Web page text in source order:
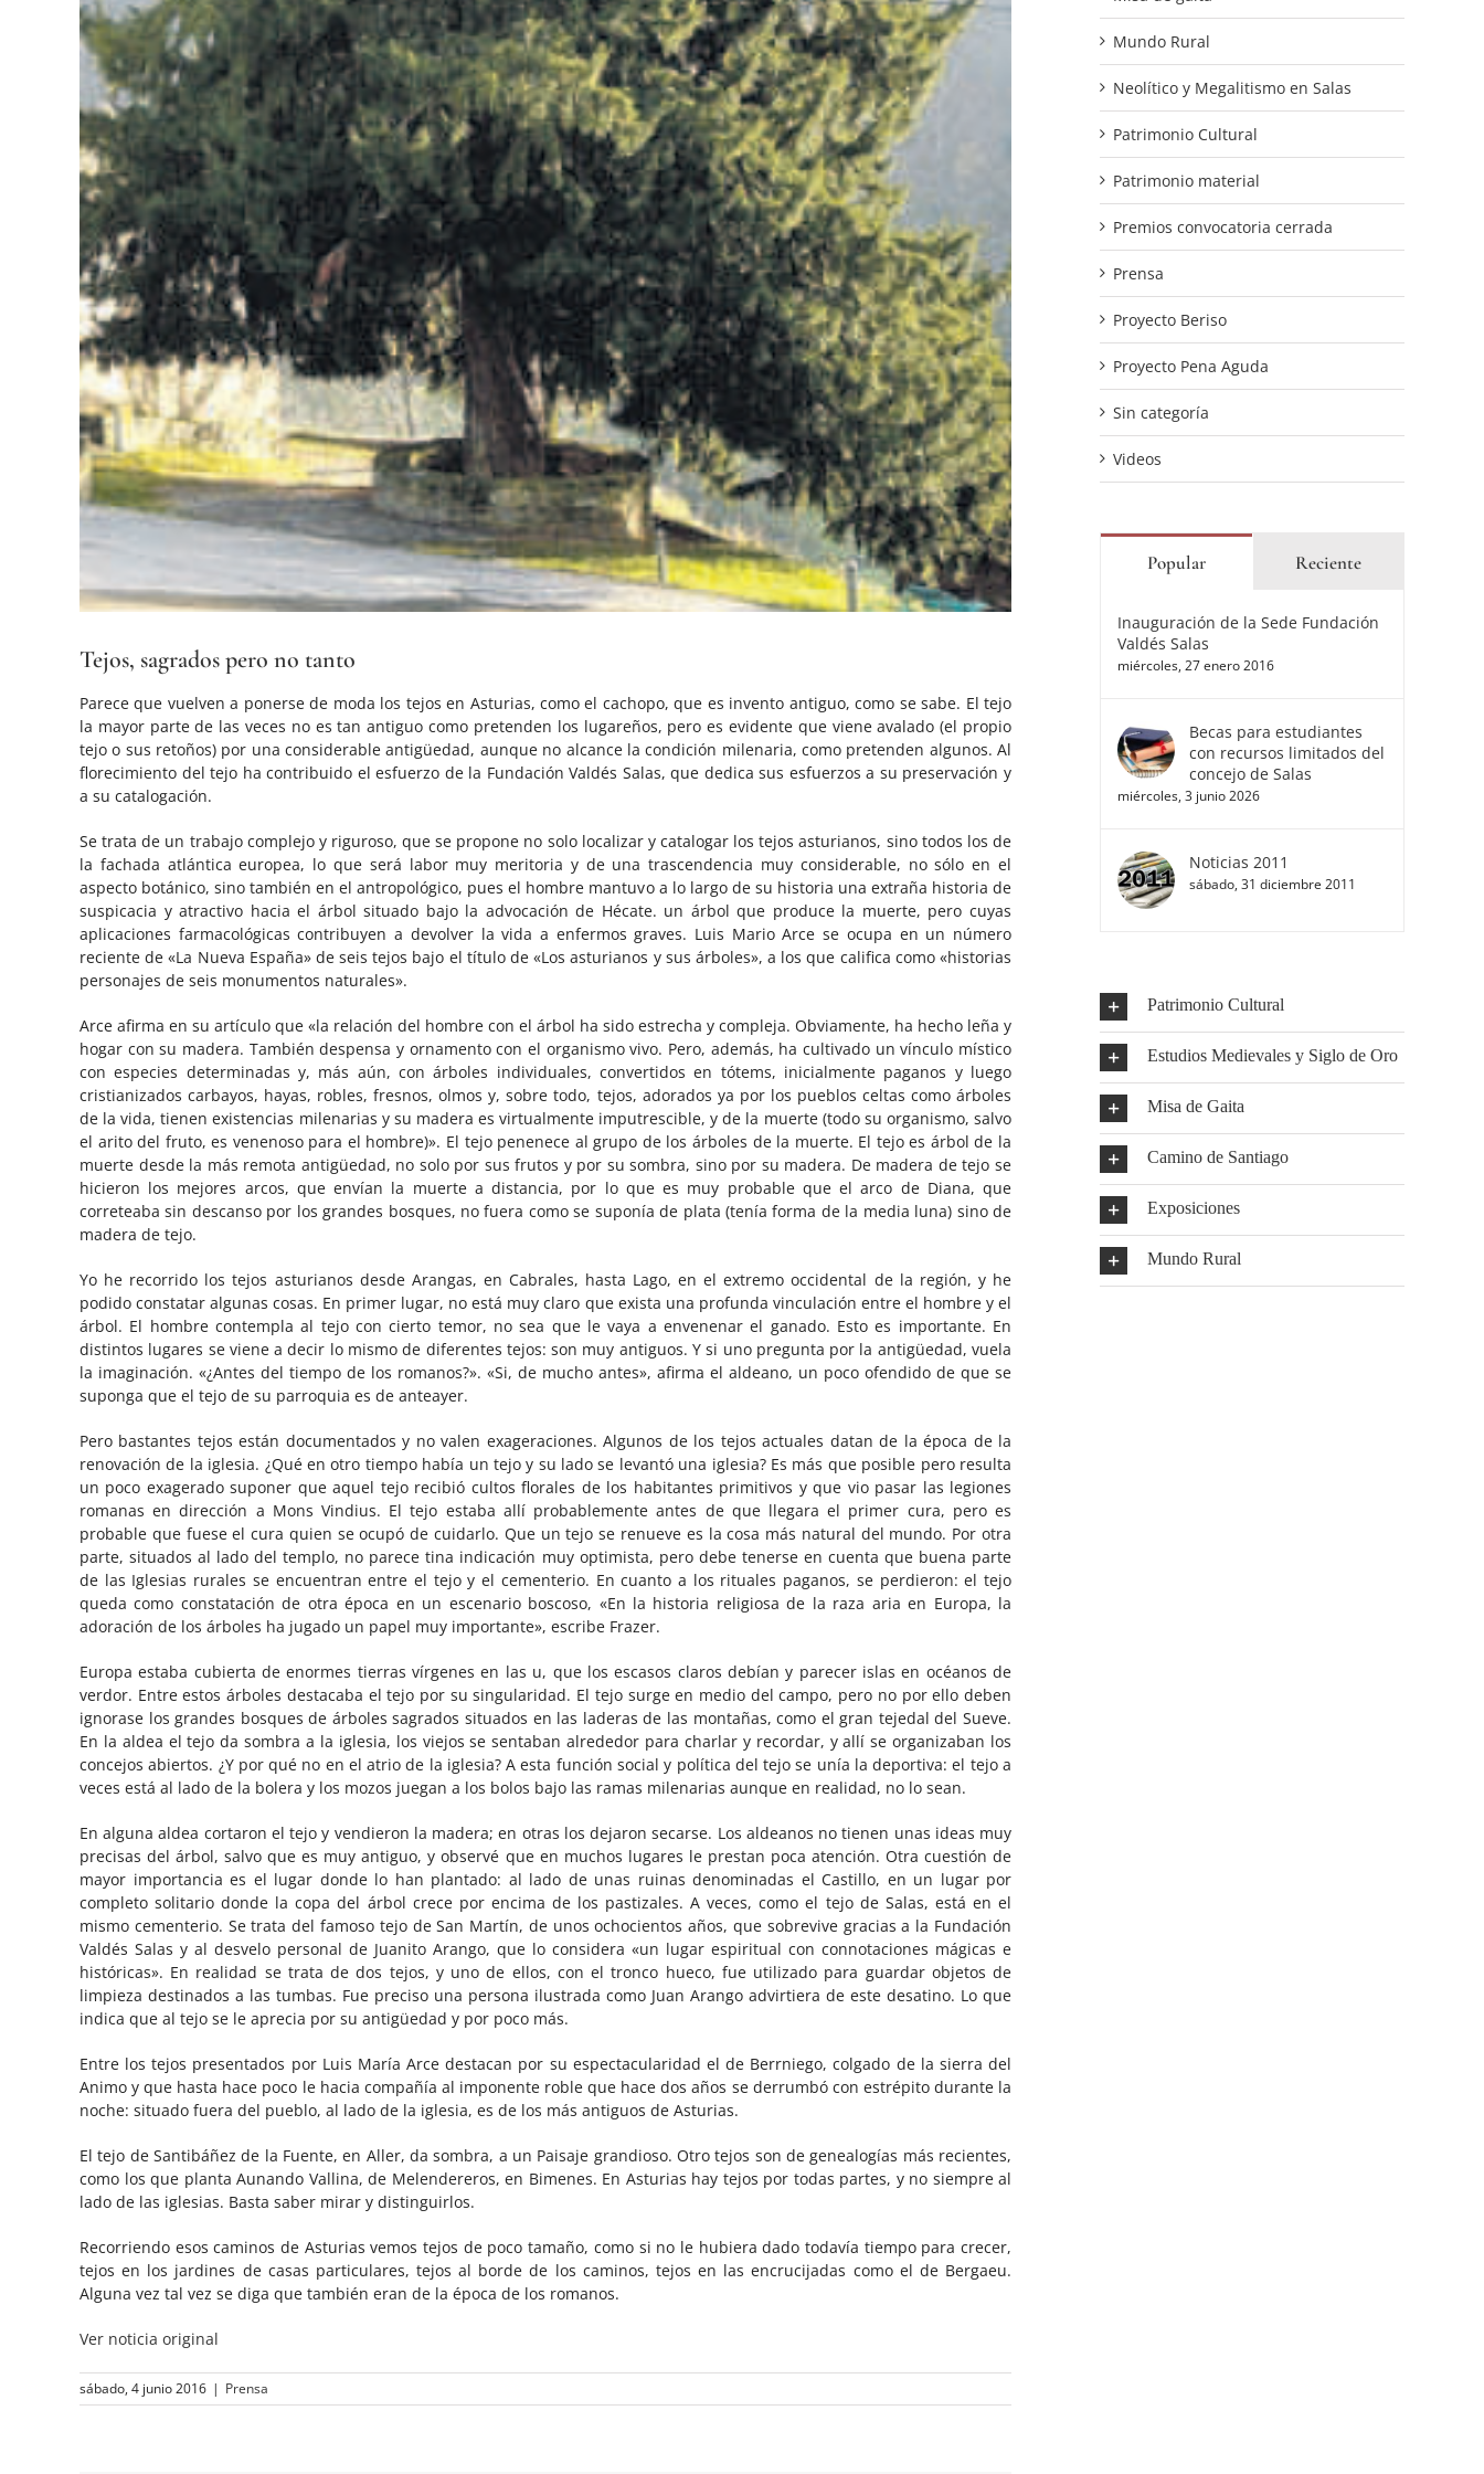
Tejos, sagrados pero no tanto
Parece que vuelven a ponerse de moda los tejos en Asturias, como el cachopo, que es invento antiguo, como se sabe. El tejo
la mayor parte de las veces no es tan antiguo como pretenden los lugareños, pero es evidente que viene avalado (el propio
tejo o sus retoños) por una considerable antigüedad, aunque no alcance la condición milenaria, como pretenden algunos. Al
florecimiento del tejo ha contribuido el esfuerzo de la Fundación Valdés Salas, que dedica sus esfuerzos a su preservación y
a su catalogación.
Se trata de un trabajo complejo y riguroso, que se propone no solo localizar y catalogar los tejos asturianos, sino todos los de
la fachada atlántica europea, lo que será labor muy meritoria y de una trascendencia muy considerable, no sólo en el
aspecto botánico, sino también en el antropológico, pues el hombre mantuvo a lo largo de su historia una extraña historia de
suspicacia y atractivo hacia el árbol situado bajo la advocación de Hécate. un árbol que produce la muerte, pero cuyas
aplicaciones farmacológicas contribuyen a devolver la vida a enfermos graves. Luis Mario Arce se ocupa en un número
reciente de «La Nueva España» de seis tejos bajo el título de «Los asturianos y sus árboles», a los que califica como «historias
personajes de seis monumentos naturales».
Arce afirma en su artículo que «la relación del hombre con el árbol ha sido estrecha y compleja. Obviamente, ha hecho leña y
hogar con su madera. También despensa y ornamento con el organismo vivo. Pero, además, ha cultivado un vínculo místico
con especies determinadas y, más aún, con árboles individuales, convertidos en tótems, inicialmente paganos y luego
cristianizados carbayos, hayas, robles, fresnos, olmos y, sobre todo, tejos, adorados ya por los pueblos celtas como árboles
de la vida, tienen existencias milenarias y su madera es virtualmente imputrescible, y de la muerte (todo su organismo, salvo
el arito del fruto, es venenoso para el hombre)». El tejo penenece al grupo de los árboles de la muerte. El tejo es árbol de la
muerte desde la más remota antigüedad, no solo por sus frutos y por su sombra, sino por su madera. De madera de tejo se
hicieron los mejores arcos, que envían la muerte a distancia, por lo que es muy probable que el arco de Diana, que
correteaba sin descanso por los grandes bosques, no fuera como se suponía de plata (tenía forma de la media luna) sino de
madera de tejo.
Yo he recorrido los tejos asturianos desde Arangas, en Cabrales, hasta Lago, en el extremo occidental de la región, y he
podido constatar algunas cosas. En primer lugar, no está muy claro que exista una profunda vinculación entre el hombre y el
árbol. El hombre contempla al tejo con cierto temor, no sea que le vaya a envenenar el ganado. Esto es importante. En
distintos lugares se viene a decir lo mismo de diferentes tejos: son muy antiguos. Y si uno pregunta por la antigüedad, vuela
la imaginación. «¿Antes del tiempo de los romanos?». «Si, de mucho antes», afirma el aldeano, un poco ofendido de que se
suponga que el tejo de su parroquia es de anteayer.
Pero bastantes tejos están documentados y no valen exageraciones. Algunos de los tejos actuales datan de la época de la
renovación de la iglesia. ¿Qué en otro tiempo había un tejo y su lado se levantó una iglesia? Es más que posible pero resulta
un poco exagerado suponer que aquel tejo recibió cultos florales de los habitantes primitivos y que vio pasar las legiones
romanas en dirección a Mons Vindius. El tejo estaba allí probablemente antes de que llegara el primer cura, pero es
probable que fuese el cura quien se ocupó de cuidarlo. Que un tejo se renueve es la cosa más natural del mundo. Por otra
parte, situados al lado del templo, no parece tina indicación muy optimista, pero debe tenerse en cuenta que buena parte
de las Iglesias rurales se encuentran entre el tejo y el cementerio. En cuanto a los rituales paganos, se perdieron: el tejo
queda como constatación de otra época en un escenario boscoso, «En la historia religiosa de la raza aria en Europa, la
adoración de los árboles ha jugado un papel muy importante», escribe Frazer.
Europa estaba cubierta de enormes tierras vírgenes en las u, que los escasos claros debían y parecer islas en océanos de
verdor. Entre estos árboles destacaba el tejo por su singularidad. El tejo surge en medio del campo, pero no por ello deben
ignorase los grandes bosques de árboles sagrados situados en las laderas de las montañas, como el gran tejedal del Sueve.
En la aldea el tejo da sombra a la iglesia, los viejos se sentaban alrededor para charlar y recordar, y allí se organizaban los
concejos abiertos. ¿Y por qué no en el atrio de la iglesia? A esta función social y política del tejo se unía la deportiva: el tejo a
veces está al lado de la bolera y los mozos juegan a los bolos bajo las ramas milenarias aunque en realidad, no lo sean.
En alguna aldea cortaron el tejo y vendieron la madera; en otras los dejaron secarse. Los aldeanos no tienen unas ideas muy
precisas del árbol, salvo que es muy antiguo, y observé que en muchos lugares le prestan poca atención. Otra cuestión de
mayor importancia es el lugar donde lo han plantado: al lado de unas ruinas denominadas el Castillo, en un lugar por
completo solitario donde la copa del árbol crece por encima de los pastizales. A veces, como el tejo de Salas, está en el
mismo cementerio. Se trata del famoso tejo de San Martín, de unos ochocientos años, que sobrevive gracias a la Fundación
Valdés Salas y al desvelo personal de Juanito Arango, que lo considera «un lugar espiritual con connotaciones mágicas e
históricas». En realidad se trata de dos tejos, y uno de ellos, con el tronco hueco, fue utilizado para guardar objetos de
limpieza destinados a las tumbas. Fue preciso una persona ilustrada como Juan Arango advirtiera de este desatino. Lo que
indica que al tejo se le aprecia por su antigüedad y por poco más.
Entre los tejos presentados por Luis María Arce destacan por su espectacularidad el de Berrniego, colgado de la sierra del
Animo y que hasta hace poco le hacia compañía al imponente roble que hace dos años se derrumbó con estrépito durante la
noche: situado fuera del pueblo, al lado de la iglesia, es de los más antiguos de Asturias.
El tejo de Santibáñez de la Fuente, en Aller, da sombra, a un Paisaje grandioso. Otro tejos son de genealogías más recientes,
como los que planta Aunando Vallina, de Melendereros, en Bimenes. En Asturias hay tejos por todas partes, y no siempre al
lado de las iglesias. Basta saber mirar y distinguirlos.
Recorriendo esos caminos de Asturias vemos tejos de poco tamaño, como si no le hubiera dado todavía tiempo para crecer,
tejos en los jardines de casas particulares, tejos al borde de los caminos, tejos en las encrucijadas como el de Bergaeu.
Alguna vez tal vez se diga que también eran de la época de los romanos.
Ver noticia original
sábado, 4 junio 2016 | Prensa
Mundo Rural
Neolítico y Megalitismo en Salas
Patrimonio Cultural
Patrimonio material
Premios convocatoria cerrada
Prensa
Proyecto Beriso
Proyecto Pena Aguda
Sin categoría
Videos
Popular Reciente
Inauguración de la Sede Fundación
Valdés Salas
miércoles, 27 enero 2016
Becas para estudiantes
con recursos limitados del
concejo de Salas
miércoles, 3 junio 2026
Noticias 2011
sábado, 31 diciembre 2011
Patrimonio Cultural
Estudios Medievales y Siglo de Oro
Misa de Gaita
Camino de Santiago
Exposiciones
Mundo Rural